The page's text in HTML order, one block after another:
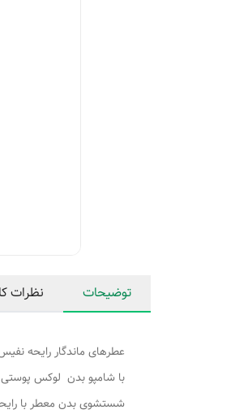
توضیحات نظرات
عطرهای ماندگار رایحه
با شامپو بدن لوکس
شستشوی بدن معطر با